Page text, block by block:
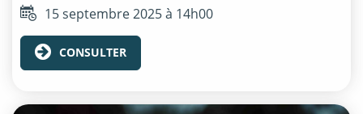
15 septembre 2025 à 14h00
CONSULTER